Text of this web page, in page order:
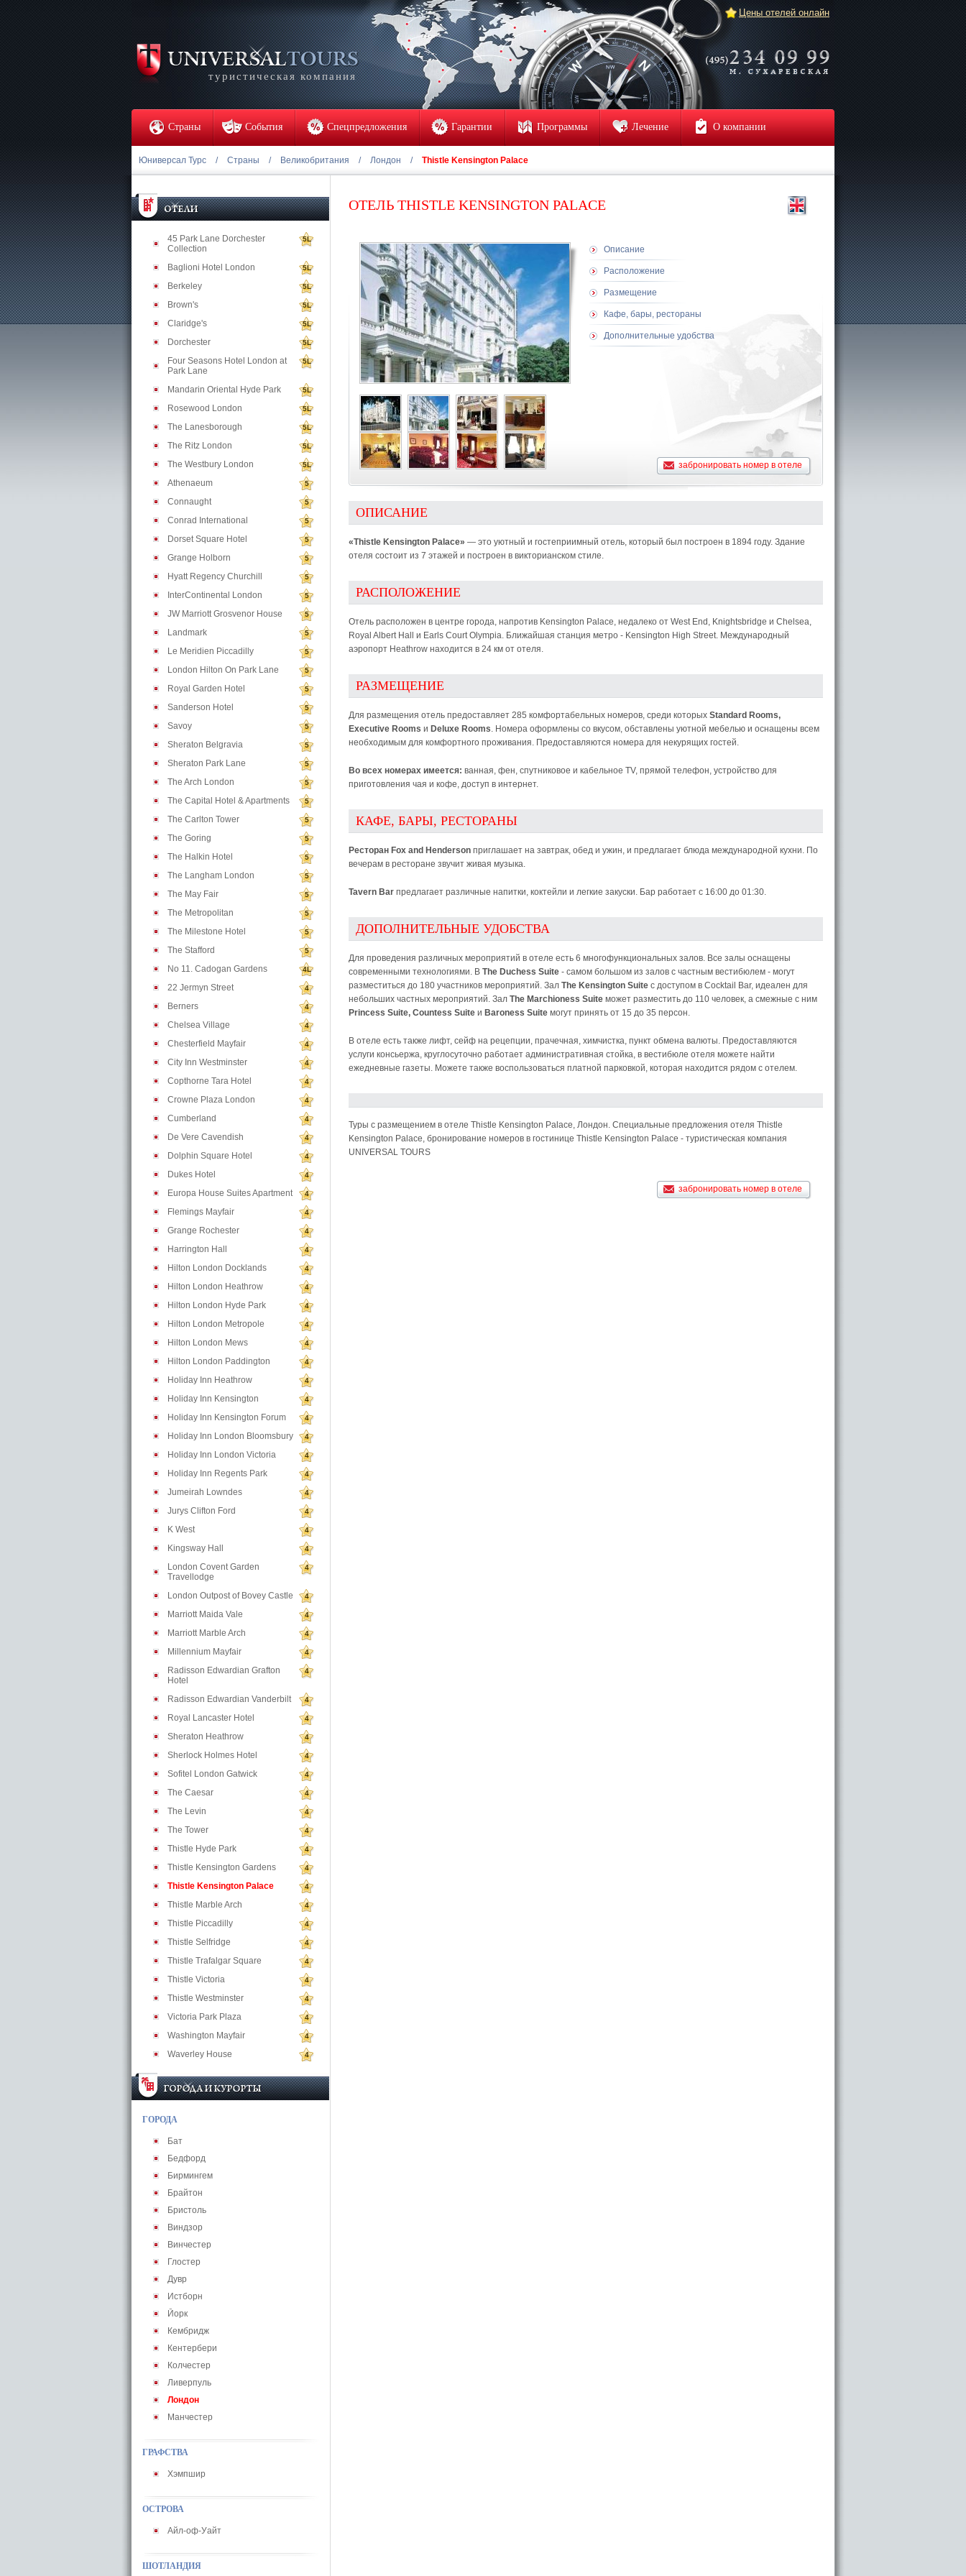
туристическая компания
Цены отелей онлайн
Страны События Спецпредложения Гарантии Программы Лечение О компании
Юниверсал Турс / Страны / Великобритания / Лондон / Thistle Kensington Palace
45 Park Lane Dorchester
Collection
5L
Baglioni Hotel London 5L
Berkeley 5L
Brown's 5L
Claridge's 5L
Dorchester 5L
Four Seasons Hotel London at
Park Lane
5L
Mandarin Oriental Hyde Park 5L
Rosewood London 5L
The Lanesborough 5L
The Ritz London 5L
The Westbury London 5L
Athenaeum 5
Connaught 5
Conrad International 5
Dorset Square Hotel 5
Grange Holborn 5
Hyatt Regency Churchill 5
InterContinental London 5
JW Marriott Grosvenor House 5
Landmark 5
Le Meridien Piccadilly 5
London Hilton On Park Lane 5
Royal Garden Hotel 5
Sanderson Hotel 5
Savoy 5
Sheraton Belgravia 5
Sheraton Park Lane 5
The Arch London 5
The Capital Hotel & Apartments 5
The Carlton Tower 5
The Goring 5
The Halkin Hotel 5
The Langham London 5
The May Fair 5
The Metropolitan 5
The Milestone Hotel 5
The Stafford 5
No 11. Cadogan Gardens 4L
22 Jermyn Street 4
Berners 4
Chelsea Village 4
Chesterfield Mayfair 4
City Inn Westminster 4
Copthorne Tara Hotel 4
Crowne Plaza London 4
Cumberland 4
De Vere Cavendish 4
Dolphin Square Hotel 4
Dukes Hotel 4
Europa House Suites Apartment 4
Flemings Mayfair 4
Grange Rochester 4
Harrington Hall 4
Hilton London Docklands 4
Hilton London Heathrow 4
Hilton London Hyde Park 4
Hilton London Metropole 4
Hilton London Mews 4
Hilton London Paddington 4
Holiday Inn Heathrow 4
Holiday Inn Kensington 4
Holiday Inn Kensington Forum 4
Holiday Inn London Bloomsbury 4
Holiday Inn London Victoria 4
Holiday Inn Regents Park 4
Jumeirah Lowndes 4
Jurys Clifton Ford 4
K West 4
Kingsway Hall 4
London Covent Garden
Travellodge
4
London Outpost of Bovey Castle 4
Marriott Maida Vale 4
Marriott Marble Arch 4
Millennium Mayfair 4
Radisson Edwardian Grafton
Hotel
4
Radisson Edwardian Vanderbilt 4
Royal Lancaster Hotel 4
Sheraton Heathrow 4
Sherlock Holmes Hotel 4
Sofitel London Gatwick 4
The Caesar 4
The Levin 4
The Tower 4
Thistle Hyde Park 4
Thistle Kensington Gardens 4
Thistle Kensington Palace 4
Thistle Marble Arch 4
Thistle Piccadilly 4
Thistle Selfridge 4
Thistle Trafalgar Square 4
Thistle Victoria 4
Thistle Westminster 4
Victoria Park Plaza 4
Washington Mayfair 4
Waverley House 4
ГОРОДА
Бат
Бедфорд
Бирмингем
Брайтон
Бристоль
Виндзор
Винчестер
Глостер
Дувр
Истборн
Йорк
Кембридж
Кентербери
Колчестер
Ливерпуль
Лондон
Манчестер
ГРАФСТВА
Хэмпшир
ОСТРОВА
Айл-оф-Уайт
ШОТЛАНДИЯ
ОТЕЛЬ THISTLE KENSINGTON PALACE
Описание
Расположение
Размещение
Кафе, бары, рестораны
Дополнительные удобства
забронировать номер в отеле
ОПИСАНИЕ
«Thistle Kensington Palace» — это уютный и гостеприимный отель, который был построен в 1894 году. Здание
отеля состоит из 7 этажей и построен в викторианском стиле.
РАСПОЛОЖЕНИЕ
Отель расположен в центре города, напротив Kensington Palace, недалеко от West End, Knightsbridge и Chelsea,
Royal Albert Hall и Earls Court Olympia. Ближайшая станция метро - Kensington High Street. Международный
аэропорт Heathrow находится в 24 км от отеля.
РАЗМЕЩЕНИЕ
Для размещения отель предоставляет 285 комфортабельных номеров, среди которых Standard Rooms,
Executive Rooms и Deluxe Rooms. Номера оформлены со вкусом, обставлены уютной мебелью и оснащены всем
необходимым для комфортного проживания. Предоставляются номера для некурящих гостей.
Во всех номерах имеется: ванная, фен, спутниковое и кабельное TV, прямой телефон, устройство для
приготовления чая и кофе, доступ в интернет.
КАФЕ, БАРЫ, РЕСТОРАНЫ
Ресторан Fox and Henderson приглашает на завтрак, обед и ужин, и предлагает блюда международной кухни. По
вечерам в ресторане звучит живая музыка.
Tavern Bar предлагает различные напитки, коктейли и легкие закуски. Бар работает с 16:00 до 01:30.
ДОПОЛНИТЕЛЬНЫЕ УДОБСТВА
Для проведения различных мероприятий в отеле есть 6 многофункциональных залов. Все залы оснащены
современными технологиями. В The Duchess Suite - самом большом из залов с частным вестибюлем - могут
разместиться до 180 участников мероприятий. Зал The Kensington Suite с доступом в Cocktail Bar, идеален для
небольших частных мероприятий. Зал The Marchioness Suite может разместить до 110 человек, а смежные с ним
Princess Suite, Countess Suite и Baroness Suite могут принять от 15 до 35 персон.
В отеле есть также лифт, сейф на рецепции, прачечная, химчистка, пункт обмена валюты. Предоставляются
услуги консьержа, круглосуточно работает административная стойка, в вестибюле отеля можете найти
ежедневные газеты. Можете также воспользоваться платной парковкой, которая находится рядом с отелем.
Туры с размещением в отеле Thistle Kensington Palace, Лондон. Специальные предложения отеля Thistle
Kensington Palace, бронирование номеров в гостинице Thistle Kensington Palace - туристическая компания
UNIVERSAL TOURS
забронировать номер в отеле